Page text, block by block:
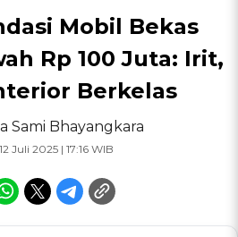
Mobil Bekas
Rp 100 Juta: Irit,
Berkelas
Sami Bhayangkara
Juli 2025 | 17:16 WIB